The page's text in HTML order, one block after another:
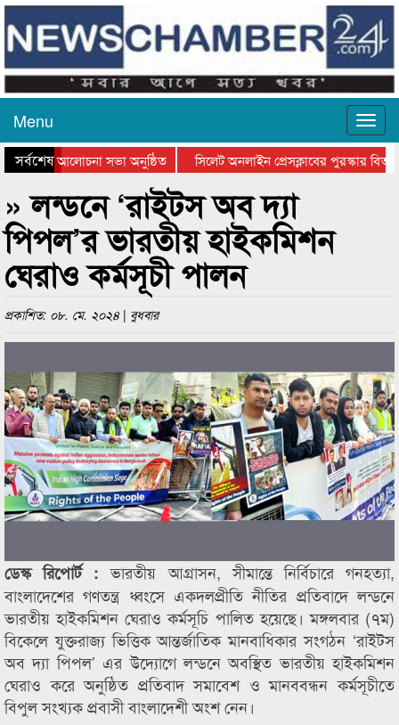
Menu
সর্বশেষআলোচনা সভা অনুষ্ঠিত
সিলেট অনলাইন প্রেসক্লাবের পুরস্কার
কানাইঘাটের কিশোর আহাদের খুনি সায়েমের
» লন্ডনে ‘রাইটস অব দ্যা
পিপল’র ভারতীয় হাইকমিশন
ঘেরাও কর্মসূচী পালন
প্রকাশিত: ০৮. মে. ২০২৪ | বুধবার
ডেস্ক রিপোর্ট : ভারতীয় আগ্রাসন, সীমান্তে নির্বিচারে গনহত্যা,
বাংলাদেশের গণতন্ত্র ধ্বংসে একদলপ্রীতি নীতির প্রতিবাদে লন্ডনে
ভারতীয় হাইকমিশন ঘেরাও কর্মসূচি পালিত হয়েছে। মঙ্গলবার (৭ম)
বিকেলে যুক্তরাজ্য ভিত্তিক আন্তর্জাতিক মানবাধিকার সংগঠন ‘রাইটস
অব দ্যা পিপল’ এর উদ্যোগে লন্ডনে অবস্থিত ভারতীয় হাইকমিশন
ঘেরাও করে অনুষ্ঠিত প্রতিবাদ সমাবেশ ও মানববন্ধন কর্মসূচীতে
বিপুল সংখ্যক প্রবাসী বাংলাদেশী অংশ নেন।